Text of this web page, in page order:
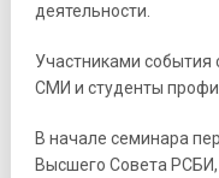
деятельности.
Участниками события
СМИ и студенты
В начале семинара
Высшего Совета